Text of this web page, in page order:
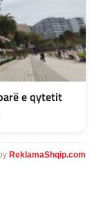
e qytetit
ReklamaShqip.com